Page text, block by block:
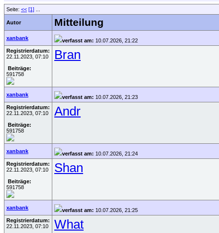
Seite: << [1]
Autor Mitteilung
xanbank verfasst am: 10.07.2026, 21:22
Registrierdatum:
22.11.2023, 07:10
Beiträge:
591758
Bran
xanbank verfasst am: 10.07.2026, 21:23
Registrierdatum:
22.11.2023, 07:10
Beiträge:
591758
Andr
xanbank verfasst am: 10.07.2026, 21:24
Registrierdatum:
22.11.2023, 07:10
Beiträge:
591758
Shan
xanbank verfasst am: 10.07.2026, 21:25
Registrierdatum:
22.11.2023, 07:10
What